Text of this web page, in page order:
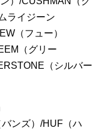
ライジーン
（フュー）
（グリー
（シルバー
ンズ）/HUF（ハ